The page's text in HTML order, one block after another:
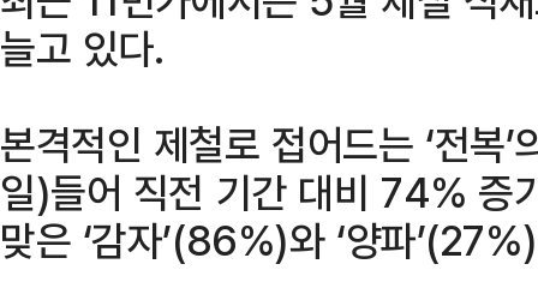
늘고 있다.
본격적인 제철로 접어드는 ‘전복
일)들어 직전 기간 대비 74% 증
맞은 ‘감자’(86%)와 ‘양파